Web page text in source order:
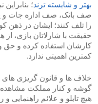
بهتر و شایسته ترند؛
صف بانک، صف اداره جات و
را تلف کنند؛ ایشان در ذهن
حقیقت با شارلاتان بازی، از
کارشان استفاده کرده و حق
کمترین اهمیتی ندارد.
خلاف ها و قانون گریزی های
گوشه و کنار مملکت مشاهده
هیچ تابلو و علائم راهنمایی